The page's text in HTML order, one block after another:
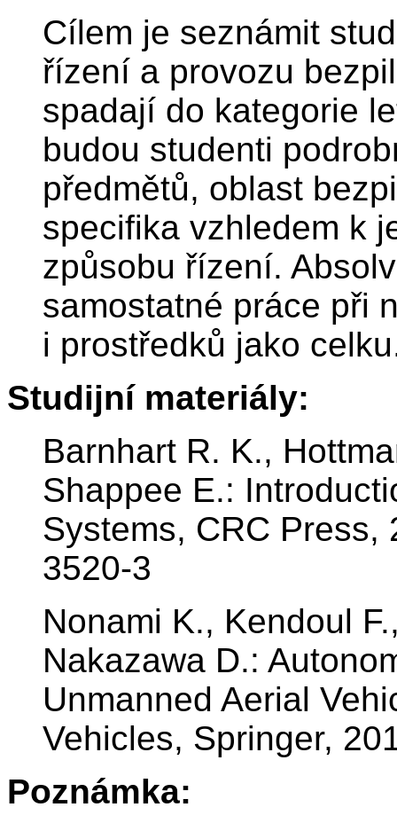
Cílem je seznámit
řízení a provozu
spadají do kategorie
budou studenti
předmětů, oblast
specifika vzhledem k
způsobu řízení.
samostatné práce při
i prostředků jako
Studijní materiály:
Barnhart R. K.,
Shappee E.:
Systems, CRC Press,
3520-3
Nonami K., Kendoul
Nakazawa D.:
Unmanned Aerial
Vehicles, Springer,
Poznámka: